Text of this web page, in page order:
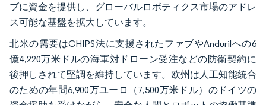
ブに資金を提供し、グローバルロボティクス市場のアドレ
ス可能な基盤を拡大しています。
北米の需要はCHIPS法に支援されたファブやAndurilへの6
億4,220万米ドルの海軍対ドローン受注などの防衛契約に
後押しされて堅調を維持しています。欧州は人工知能統合
のための年間6,900万ユーロ（7,500万米ドル）のドイツの